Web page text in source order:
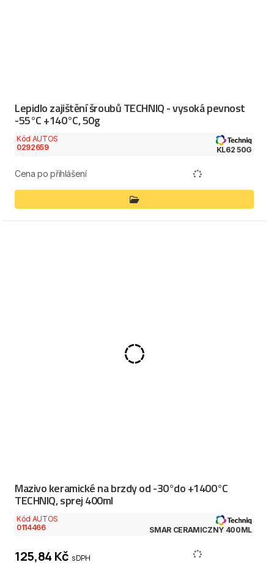
Lepidlo zajištění šroubů TECHNIQ - vysoká pevnost
-55°C +140°C, 50g
Kód AUTOS
0292659
KL62 50G
Cena po přihlášení
Mazivo keramické na brzdy od -30°do +1400°C
TECHNIQ, sprej 400ml
Kód AUTOS
0114466
SMAR CERAMICZNY 400ML
125,84 Kč s DPH